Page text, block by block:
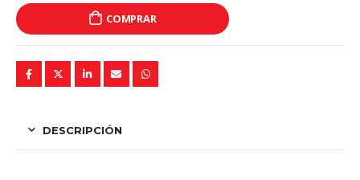
COMPRAR
DESCRIPCIÓN